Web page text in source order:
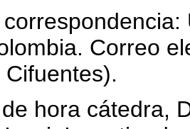
Correo
hora cátedra,